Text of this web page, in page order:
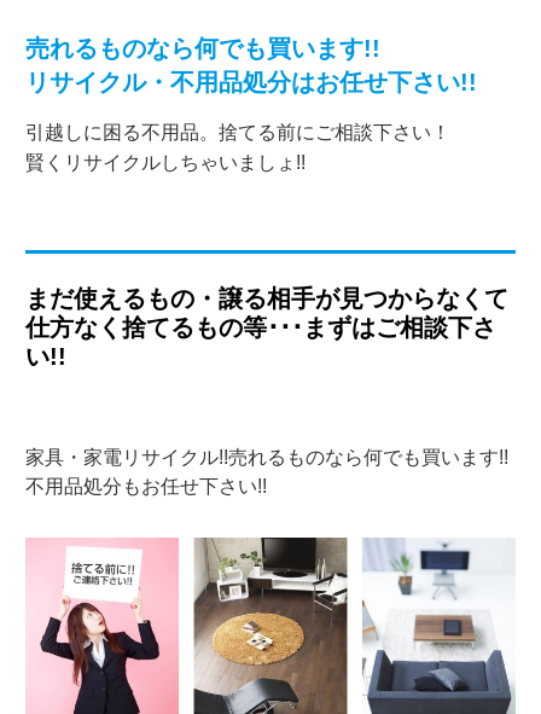
売れるものなら何でも買います!!
リサイクル・不用品処分はお任せ下さい!!
引越しに困る不用品。捨てる前にご相談下さい！
賢くリサイクルしちゃいましょ!!
まだ使えるもの・譲る相手が見つからなくて
仕方なく捨てるもの等･･･まずはご相談下さ
い!!
家具・家電リサイクル!!売れるものなら何でも買います!!
不用品処分もお任せ下さい!!